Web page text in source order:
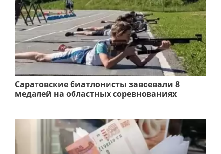
Саратовские биатлонисты завоевали 8
медалей на областных соревнованиях